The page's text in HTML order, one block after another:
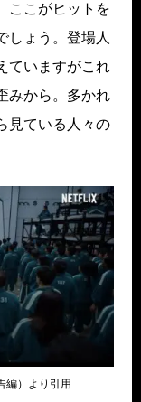
ここがヒットを
しょう。登場人
ていますがこれ
みから。多かれ
見ている人々の
編）より引用